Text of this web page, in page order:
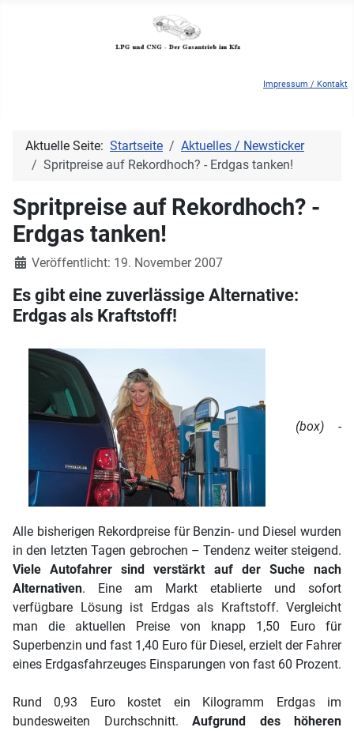
Impressum / Kontakt
Aktuelle Seite: Startseite
Aktuelles / Newsticker
Spritpreise auf Rekordhoch? - Erdgas tanken!
Spritpreise auf Rekordhoch? -
Erdgas tanken!
DetailsVeröffentlicht: 19. November 2007
Es gibt eine zuverlässige Alternative:
Erdgas als Kraftstoff!
(box) -
Alle bisherigen Rekordpreise für Benzin- und Diesel wurden
in den letzten Tagen gebrochen – Tendenz weiter steigend.
Viele Autofahrer sind verstärkt auf der Suche nach
Alternativen. Eine am Markt etablierte und sofort
verfügbare Lösung ist Erdgas als Kraftstoff. Vergleicht
man die aktuellen Preise von knapp 1,50 Euro für
Superbenzin und fast 1,40 Euro für Diesel, erzielt der Fahrer
eines Erdgasfahrzeuges Einsparungen von fast 60 Prozent.
Rund 0,93 Euro kostet ein Kilogramm Erdgas im
bundesweiten Durchschnitt. Aufgrund des höheren